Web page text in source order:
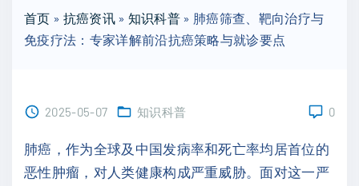
r
:
首页 » 抗癌资讯» 知识科普 » 肺癌筛查、靶向治疗与
免疫疗法：专家详解前沿抗癌策略与就诊要点
2025-05-07 知识科普 0
肺癌，作为全球及中国发病率和死亡率均居首位的
恶性肿瘤，对人类健康构成严重威胁。面对这一严